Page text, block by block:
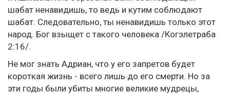
шабат ненавидишь, то ведь и кутим соблюдают
шабат. Следовательно, ты ненавидишь только этот
народ. Бог взыщет с такого человека /Когэлетраба
2:16/.
Не мог знать Адриан, что у его запретов будет
короткая жизнь - всего лишь до его смерти. Но за
эти годы были убиты многие великие мудрецы,